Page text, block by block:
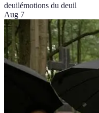
deuilémotions du deuil
Aug 7